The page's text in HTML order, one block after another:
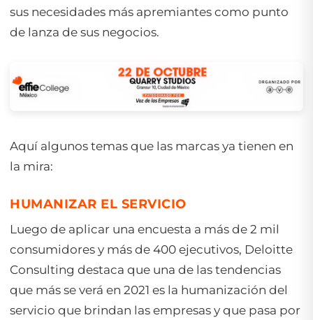
sus necesidades más apremiantes como punto
de lanza de sus negocios.
Aquí algunos temas que las marcas ya tienen en
la mira:
HUMANIZAR EL SERVICIO
Luego de aplicar una encuesta a más de 2 mil
consumidores y más de 400 ejecutivos, Deloitte
Consulting destaca que una de las tendencias
que más se verá en 2021 es la humanización del
servicio que brindan las empresas y que pasa por